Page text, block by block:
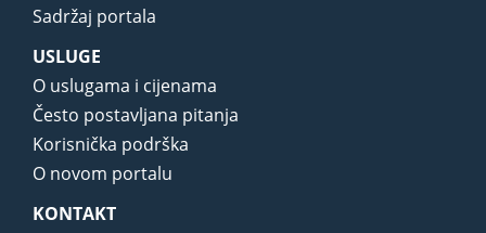
Sadržaj portala
USLUGE
O uslugama i cijenama
Često postavljana pitanja
Korisnička podrška
O novom portalu
KONTAKT